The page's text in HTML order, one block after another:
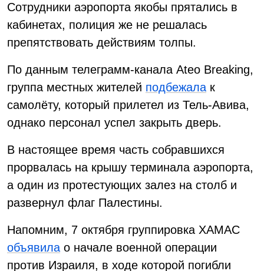
Сотрудники аэропорта якобы прятались в
кабинетах, полиция же не решалась
препятствовать действиям толпы.
По данным телеграмм-канала Ateo Breaking,
группа местных жителей подбежала к
самолёту, который прилетел из Тель-Авива,
однако персонал успел закрыть дверь.
В настоящее время часть собравшихся
прорвалась на крышу терминала аэропорта,
а один из протестующих залез на столб и
развернул флаг Палестины.
Напомним, 7 октября группировка ХАМАС
объявила о начале военной операции
против Израиля, в ходе которой погибли